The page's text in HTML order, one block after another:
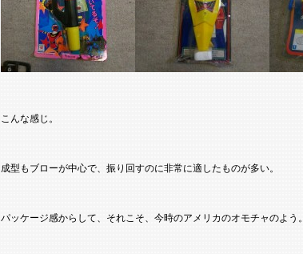
こんな感じ。
成型もブローが中心で、振り回すのに非常に適したものが多い。
パッケージ感からして、それこそ、今時のアメリカのオモチャのよう。